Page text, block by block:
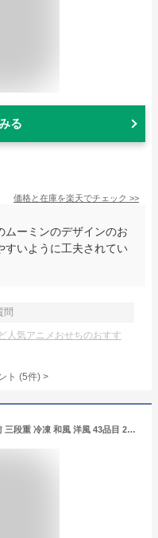
る
価格と在庫を楽天でチェック >>
ムーミンのデザインのお
すいように工夫されてい
問
人気アニメおせちのおすす
ト (5件) >
板前魂の子ども用おせち 2027 3人前 三段重 冷凍 和風 洋風 43品目 2026 【12月31日着】